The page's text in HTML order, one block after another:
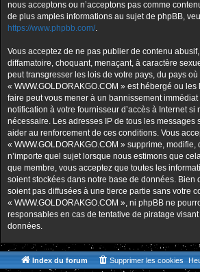
nous acceptons ou n’acceptons pas comme
de plus amples informations au sujet de phpBB,
https://www.phpbb.com/.
Vous acceptez de ne pas publier de contenu
diffamatoire, choquant, menaçant, à caractère
peut transgresser les lois de votre pays, du pays où
« WWW.GOLDORAKGO.COM » est hébergé ou
faire peut vous mener à un bannissement
notification à votre fournisseur d’accès à Internet si
nécessaire. Les adresses IP de tous les messages
aider au renforcement de ces conditions. Vous
« WWW.GOLDORAKGO.COM » supprime,
n’importe quel sujet lorsque nous estimons que
que membre, vous acceptez que toutes les
soient stockées dans notre base de données. Bien
soient pas diffusées à une tierce partie sans votre
« WWW.GOLDORAKGO.COM », ni phpBB ne
responsables en cas de tentative de piratage
données.
Index du forum Supprimer les cookies